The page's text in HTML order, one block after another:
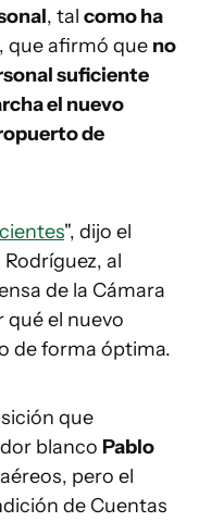
, tal como ha
, que afirmó que no
suficiente
el nuevo
de
", dijo el
al
de la Cámara
qué el nuevo
de forma óptima.
que
blanco Pablo
pero el
de Cuentas